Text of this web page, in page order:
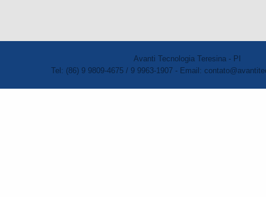
Avanti Tecnologia Teresina - PI
Tel: (86) 9 9809-4675 / 9 9963-1907 - Email: